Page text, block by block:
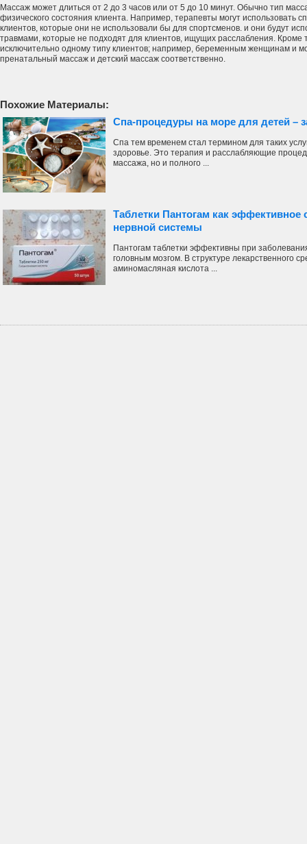
Массаж может длиться от 2 до 3 часов или от 5 до 10 минут. Обычно тип
физического состояния клиента. Например, терапевты могут использовать
клиентов, которые они не использовали бы для спортсменов. и они будут
травмами, которые не подходят для клиентов, ищущих расслабления. Кроме
исключительно одному типу клиентов; например, беременным женщинам и
пренатальный массаж и детский массаж соответственно.
Похожие Материалы:
Спа-процедуры на море для детей –
Спа тем временем стал термином для таких
здоровье. Это терапия и расслабляющие
массажа, но и полного ...
Таблетки Пантогам как эффективное
нервной системы
Пантогам таблетки эффективны при
головным мозгом. В структуре лекарственного
аминомасляная кислота ...